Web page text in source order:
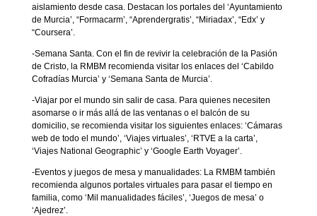
aislamiento desde casa. Destacan los portales del ‘Ayuntamiento
de Murcia’, “Formacarm’, “Aprendergratis’, “Miriadax’, “Edx’ y
“Coursera’.
-Semana Santa. Con el fin de revivir la celebración de la Pasión
de Cristo, la RMBM recomienda visitar los enlaces del ‘Cabildo
Cofradías Murcia’ y ‘Semana Santa de Murcia’.
-Viajar por el mundo sin salir de casa. Para quienes necesiten
asomarse o ir más allá de las ventanas o el balcón de su
domicilio, se recomienda visitar los siguientes enlaces: ‘Cámaras
web de todo el mundo’, ‘Viajes virtuales’, ‘RTVE a la carta’,
‘Viajes National Geographic’ y ‘Google Earth Voyager’.
-Eventos y juegos de mesa y manualidades: La RMBM también
recomienda algunos portales virtuales para pasar el tiempo en
familia, como ‘Mil manualidades fáciles’, ‘Juegos de mesa’ o
‘Ajedrez’.